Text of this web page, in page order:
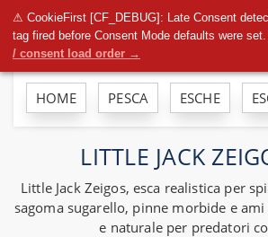
⚠ CookieFirst [CF_DEBUG]: Late Consent
tag fired before Consent Mode defaults were set.
/ consent load order →
HOME PESCA ESCHE
LITTLE JACK
Little Jack Zeigos, esca realistica per
sagoma sugarello, pinne morbide e ami
e naturale per predatori